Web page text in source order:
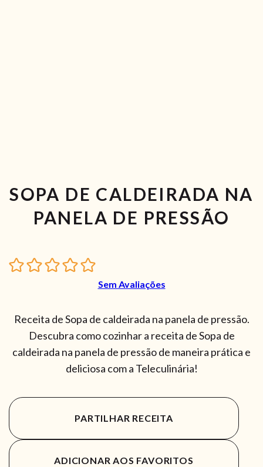
SOPA DE CALDEIRADA NA
PANELA DE PRESSÃO
Sem Avaliações
Receita de Sopa de caldeirada na panela de pressão.
Descubra como cozinhar a receita de Sopa de
caldeirada na panela de pressão de maneira prática e
deliciosa com a Teleculinária!
PARTILHAR RECEITA
ADICIONAR AOS FAVORITOS